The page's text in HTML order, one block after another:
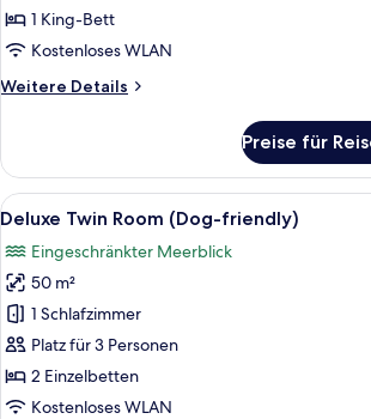
Front
(Dog-
anzeigen
1 King-Bett
Kostenloses WLAN
Weitere Details
Weitere
Villa
Beach
Front
friendly)
Preise für
Alle
Fotos
für
Deluxe
Twin
Room
(Dog-
friendly)
Ein
8
Deluxe Twin Room (Dog-friendly)
Eingeschränkter Meerblick
50 m²
1 Schlafzimmer
Platz für 3 Personen
2 Einzelbetten
Kostenloses WLAN